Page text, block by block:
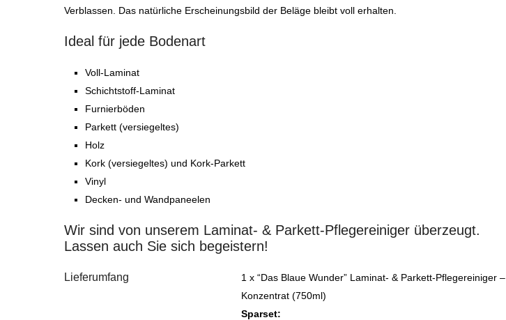
Verblassen. Das natürliche Erscheinungsbild der Beläge bleibt voll erhalten.
Ideal für jede Bodenart
Voll-Laminat
Schichtstoff-Laminat
Furnierböden
Parkett (versiegeltes)
Holz
Kork (versiegeltes) und Kork-Parkett
Vinyl
Decken- und Wandpaneelen
Wir sind von unserem Laminat- & Parkett-Pflegereiniger überzeugt.
Lassen auch Sie sich begeistern!
Lieferumfang
1 x “Das Blaue Wunder” Laminat- & Parkett-Pflegereiniger –
Konzentrat (750ml)
Sparset: